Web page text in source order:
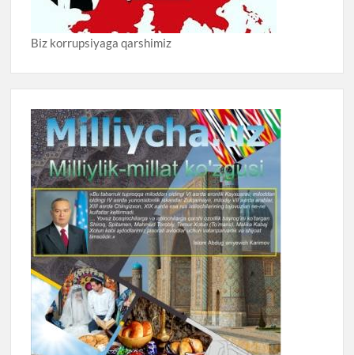
Biz korrupsiyaga qarshimiz